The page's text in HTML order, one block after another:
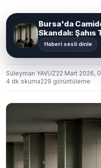
Bursa'da
Skandalı: Şahıs
Haberi sesli dinle
Süleyman YAVUZ22 Mart 2026,
4 dk okuma229 görüntüleme